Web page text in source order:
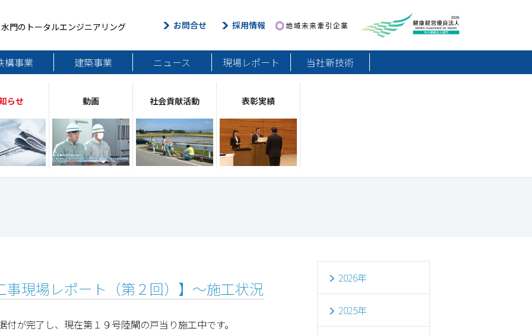
門のトータルエンジニアリング お問合せ 採用情報
構事業
建築事業 ニュース 現場レポート 当社新技術
らせ 動画 社会貢献活動 表彰実績
2026年
2025年
現場レポート（第２回）】～施工状況
が完了し、現在第１９号陸閘の戸当り施工中です。